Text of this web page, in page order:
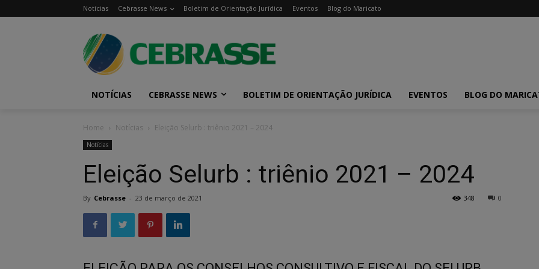
Notícias Cebrasse News Boletim de Orientação Jurídica Eventos Blog do Maricato
NOTÍCIAS CEBRASSE NEWS BOLETIM DE ORIENTAÇÃO JURÍDICA EVENTOS BLOG DO
Home Notícias Eleição Selurb : triênio 2021 – 2024
Notícias
Eleição Selurb : triênio 2021 – 2024
By Cebrasse - 23 de março de 2021 0
348